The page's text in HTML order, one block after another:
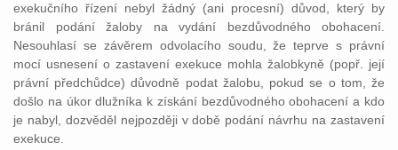
exekučního řízení nebyl žádný (ani procesní) důvod, který by
bránil podání žaloby na vydání bezdůvodného obohacení.
Nesouhlasí se závěrem odvolacího soudu, že teprve s právní
mocí usnesení o zastavení exekuce mohla žalobkyně (popř. její
právní předchůdce) důvodně podat žalobu, pokud se o tom, že
došlo na úkor dlužníka k získání bezdůvodného obohacení a kdo
je nabyl, dozvěděl nejpozději v době podání návrhu na zastavení
exekuce.